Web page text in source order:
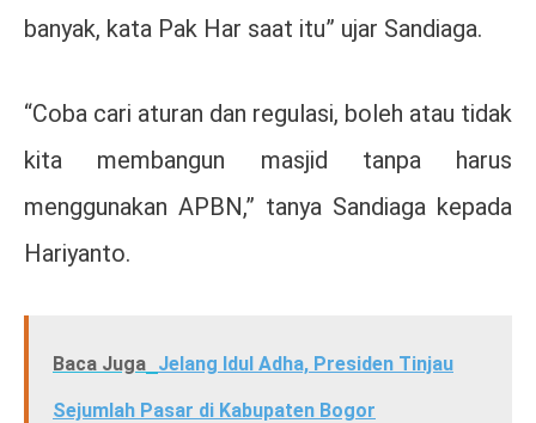
banyak, kata Pak Har saat itu” ujar Sandiaga.
“Coba cari aturan dan regulasi, boleh atau tidak
kita membangun masjid tanpa harus
menggunakan APBN,” tanya Sandiaga kepada
Hariyanto.
Baca Juga Jelang Idul Adha, Presiden Tinjau
Sejumlah Pasar di Kabupaten Bogor